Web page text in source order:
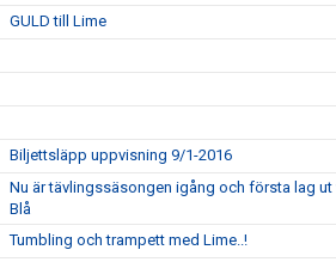
GULD till Lime
Biljettsläpp uppvisning 9/1-2016
Nu är tävlingssäsongen igång och första lag ut
Blå
Tumbling och trampett med Lime..!